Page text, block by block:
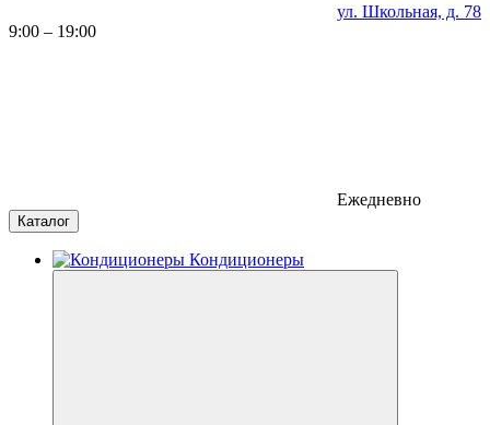
ул. Школьная, д. 78
9:00 – 19:00
Ежедневно
Каталог
Кондиционеры